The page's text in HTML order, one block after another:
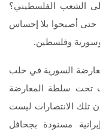
على الشعب الفلسطيني؟
حتى أصبحوا بلا إحساس
وسورية وفلسطين.
السورية في حلب
تحت سلطة المعارضة
تلك الانتصارات ليست
مسنودة بجحافل